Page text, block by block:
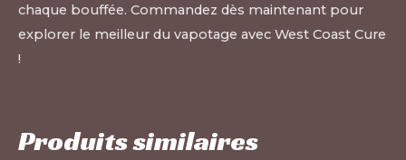
chaque bouffée. Commandez dès maintenant pour
explorer le meilleur du vapotage avec West Coast Cure
!
Produits similaires